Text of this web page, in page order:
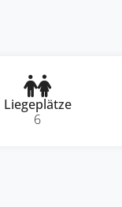
Liegeplätze
6